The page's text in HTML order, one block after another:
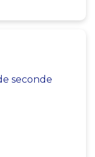
seconde